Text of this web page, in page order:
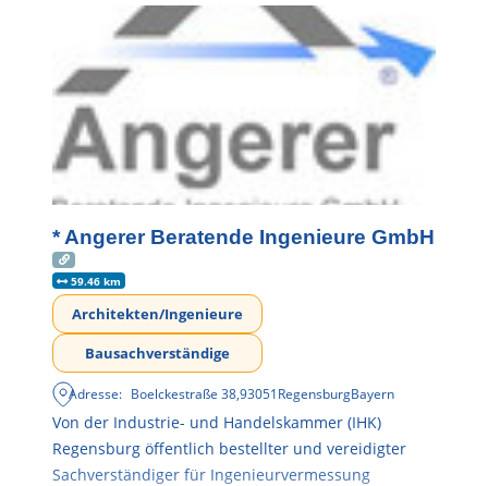
* Angerer Beratende Ingenieure GmbH
59.46 km
Architekten/Ingenieure
Bausachverständige
Adresse: Boelckestraße 38,93051RegensburgBayern
Von der Industrie- und Handelskammer (IHK)
Regensburg öffentlich bestellter und vereidigter
Sachverständiger für Ingenieurvermessung